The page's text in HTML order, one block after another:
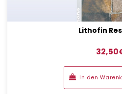
Lithofin
32,50
In den